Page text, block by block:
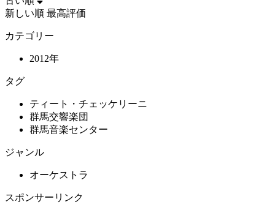
新しい順 最高評価
カテゴリー
2012年
タグ
ティート・チェッケリーニ
群馬交響楽団
群馬音楽センター
ジャンル
オーケストラ
スポンサーリンク